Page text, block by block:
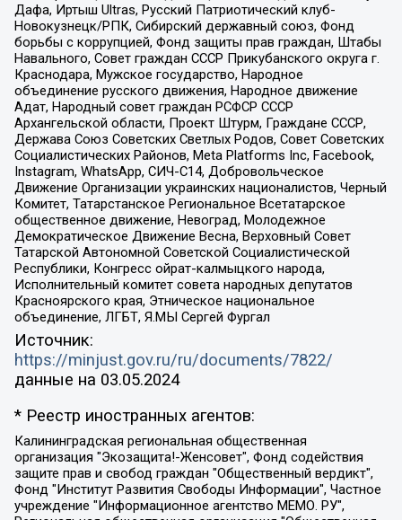
Дафа, Иртыш Ultras, Русский Патриотический клуб-
Новокузнецк/РПК, Сибирский державный союз, Фонд
борьбы с коррупцией, Фонд защиты прав граждан, Штабы
Навального, Совет граждан СССР Прикубанского округа г.
Краснодара, Мужское государство, Народное
объединение русского движения, Народное движение
Адат, Народный совет граждан РСФСР СССР
Архангельской области, Проект Штурм, Граждане СССР,
Держава Союз Советских Светлых Родов, Совет Советских
Социалистических Районов, Meta Platforms Inc, Facebook,
Instagram, WhatsApp, СИЧ-С14, Добровольческое
Движение Организации украинских националистов, Черный
Комитет, Татарстанское Региональное Всетатарское
общественное движение, Невоград, Молодежное
Демократическое Движение Весна, Верховный Совет
Татарской Автономной Советской Социалистической
Республики, Конгресс ойрат-калмыцкого народа,
Исполнительный комитет совета народных депутатов
Красноярского края, Этническое национальное
объединение, ЛГБТ, Я.МЫ Сергей Фургал
Источник:
https://minjust.gov.ru/ru/documents/7822/
данные на 03.05.2024
* Реестр иностранных агентов:
Калининградская региональная общественная организация "Экозащита!-Женсовет", Фонд содействия защите прав и свобод граждан "Общественный вердикт", Фонд "Институт Развития Свободы Информации", Частное учреждение "Информационное агентство МЕМО. РУ", Региональная общественная организация "Общественная комиссия по сохранению наследия академика Сахарова", Фонд поддержки свободы прессы, Санкт-Петербургская общественная правозащитная организация "Гражданский контроль", Межрегиональная общественная организация "Информационно-просветительский центр "Мемориал", Региональный Фонд "Центр Защиты Прав Средств Массовой Информации", с 05.12.2023 Фонд "Центр Защиты Прав Средств массовой информации", Региональная общественная благотворительная организация помощи беженцам и мигрантам "Гражданское содействие", Негосударственное образовательное учреждение дополнительного профессионального образования (повышение квалификации) специалистов "АКАДЕМИЯ ПО ПРАВАМ ЧЕЛОВЕКА", Свердловская региональная общественная организация "Сутяжник", Автономная некоммерческая организация "Центр независимых социологических исследований", Союз общественных объединений "Российский исследовательский центр по правам человека", Региональное общественное учреждение научно-информационный центр "МЕМОРИАЛ", Некоммерческая организация "Фонд защиты гласности", Автономная некоммерческая организация "Институт прав человека", Городская общественная организация "Екатеринбургское общество "МЕМОРИАЛ", Городская общественная организация "Рязанское историко-просветительское и правозащитное общество "Мемориал" (Рязанский Мемориал), Челябинский региональный орган общественной самодеятельности – женское общественное объединение "Женщины Евразии", Челябинский региональный орган общественной самодеятельности "Уральская правозащитная группа", Фонд содействия защите здоровья и социальной справедливости имени Андрея Рылькова, Автономная Некоммерческая Организация "Аналитический Центр Юрия Левады", Автономная некоммерческая организация социальной поддержки населения "Проект Апрель", Региональная общественная организация помощи женщинам и детям, находящимся в кризисной ситуации "Информационно-методический центр "Анна", Фонд содействия развитию массовых коммуникаций и правовому просвещению "Так-так-Так", Фонд содействия устойчивому развитию "Серебряная тайга", Свердловский региональный общественный фонд социальных проектов "Новое время", "Idel.Реалии", Кавказ.Реалии, Крым.Реалии, Телеканал Настоящее Время, Татаро-башкирская служба Радио Свобода (Azatliq Radiosi), Радио Свободная Европа/Радио Свобода (PCE/PC), "Сибирь.Реалии", "Фактограф", Благотворительный фонд помощи осужденным и их семьям, Автономная некоммерческая организация "Институт глобализации и социальных движений", Фонд "В защиту прав заключенных", Частное учреждение "Центр поддержки и содействия развитию средств массовой информации", Пензенский региональный общественный благотворительный фонд "Гражданский союз", "Север.Реалии", Некоммерческая организация Фонд "Правовая инициатива", Общество с ограниченной ответственностью "Радио Свободная Европа/Радио Свобода", Чешское информационное агентство "MEDIUM-ORIENT", Красноярская региональная общественная организация "Мы против СПИДа", Камалягин Денис Николаевич, Маркелов Сергей Евгеньевич, Пономарев Лев Александрович, Савицкая Людмила Алексеевна, Автономная некоммерческая организация "Центр по работе с проблемой насилия "НАСИЛИЮ.НЕТ", Межрегиональный профессиональный союз работников здравоохранения "Альянс врачей", Юридическое лицо, зарегистрированное в Латвийской Республике, SIA "Medusa Project" (регистрационный номер 40103797863, дата регистрации 10.06.2014), Некоммерческая организация "Фонд по борьбе с коррупцией", Автономная некоммерческая организация "Институт права и публичной политики", Баданин Роман Сергеевич, Гликин Максим Александрович, Железнова Мария Михайловна, Лукьянова Юлия Сергеевна, Маетная Елизавета Витальевна, Маняхин Петр Борисович, Чуракова Ольга Владимировна, Ярош Юлия Петровна, Юридическое лицо "The Insider SIA", зарегистрированное в Риге, Латвийская Республика (дата регистрации 26.06.2015), являющееся администратором доменного имени интернет-издания "The Insider SIA", https://theins.ru, Постернак Алексей Евгеньевич, Рубин Михаил Аркадьевич, Анин Роман Александрович, Юридическое лицо Istories fonds, зарегистрированное в Латвийской Республике (регистрационный номер 50008295751, дата регистрации 24.02.2020), Великовский Дмитрий Александрович, Долинина Ирина Николаевна, Мароховская Алеся Алексеевна, Шлейнов Роман Юрьевич, Шмагун Олеся Валентиновна, Общество с ограниченной ответственностью "Альтаир 2021", Общество с ограниченной ответственностью "Вега 2021", Общество с ограниченной ответственностью "Главный редактор 2021", Общество с ограниченной ответственностью "Ромашки монолит", Важенков Артем Валерьевич, Ивановская областная общественная организация "Центр гендерных исследований", Гурман Юрий Альбертович, Медиапроект "ОВД-Инфо", Егоров Владимир Владимирович, Жилинский Владимир Александрович, Общество с ограниченной ответственностью "ЗП", Иванова София Юрьевна, Карезина Инна Павловна, Кильтау Екатерина Викторовна, Петров Алексей Викторович, Пискунов Сергей Евгеньевич, Смирнов Сергей Сергеевич, Тихонов Михаил Сергеевич, Общество с ограниченной ответственностью "ЖУРНАЛИСТ-ИНОСТРАННЫЙ АГЕНТ", Арапова Галина Юрьевна, Вольтская Татьяна Анатольевна, Американская компания "Mason G.E.S. Anonymous Foundation" (США), являющаяся владельцем интернет-издания https://mnews.world/, Компания "Stichting Bellingcat", зарегистрированная в Нидерландах (дата регистрации 11.07.2018), Захаров Андрей Вячеславович, Клепиковская Екатерина Дмитриевна, Общество с ограниченной ответственностью "МЕМО", Перл Роман Александрович, Симонов Евгений Алексеевич, Соловьева Елена Анатольевна, Сотников Даниил Владимирович, Сурначева Елизавета Дмитриевна, Автономная некоммерческая организация по защите прав человека и информированию населения "Якутия – Наше Мнение", Общество с ограниченной ответственностью "Москоу диджитал медиа", с 26.01.2023 Общество с ограниченной ответственностью "Чайка Белые сады", Ветошкина Валерия Валерьевна, Заговора Максим Александрович, Межрегиональное общественное движение "Российская ЛГБТ - сеть", Оленичев Максим Владимирович, Павлов Иван Юрьевич, Скворцова Елена Сергеевна, Общество с ограниченной ответственностью "Как бы инагент", Кочетков Игорь Викторович, Общество с ограниченной ответственностью "Честные выборы", Еланчик Олег Александрович, Общество с ограниченной ответственностью "Нобелевский призыв", Гималова Регина Эмилевна, Григорьев Андрей Валерьевич, Григорьева Алина Александровна, Ассоциация по содействию защите прав призывников, альтернативнослужащих и военнослужащих "Правозащитная группа "Гражданин.Армия.Право", Хисамова Регина Фаритовна, Автономная некоммерческая организация по реализации социально-правовых программ "Лилит", Дальневосточное общественное движение "Маяк", Санкт-Петербургская ЛГБТ-инициативная группа "Выход", Инициативная группа ЛГБТ+ "Реверс", Алексеев Андрей Викторович, Бекбулатова Таисия Львовна, Беляев Иван Михайлович, Владыкина Елена Сергеевна, Гельман Марат Александрович, Никульшина Вероника Юрьевна, Толоконникова Надежда Андреевна, Шендерович Виктор Анатольевич, Общество с ограниченной ответственностью "Данное сообщение", Общество с ограниченной ответственностью Издательский дом "Новая глава", Айнбиндер Александра Александровна, Московский комьюнити-центр для ЛГБТ+инициатив, Благотворительный фонд развития филантропии, Deutsche Welle (Германия, Kurt-Schumacher-Strasse 3, 53113 Bonn), Борзунова Мария Михайловна, Воробьев Виктор Викторович, Голубева Анна Львовна, Константинова Алла Михайловна, Малкова Ирина Владимировна, Мурадов Мурад Абдулгалимович, Осетинская Елизавета Николаевна, Понасенков Евгений Николаевич, Ганапольский Матвей Юрьевич, Киселев Евгений Алексеевич, Борухович Ирина Григорьевна, Дремин Иван Тимофеевич, Дубровский Дмитрий Викторович, Красноярская региональная общественная организация поддержки и развития альтернативных образовательных технологий и межкультурных коммуникаций "ИНТЕРРА", Маяковская Екатерина Алексеевна, Фейгин Марк Захарович, Филимонов Андрей Викторович, Дзугкоева Регина Николаевна, Доброхотов Роман Александрович, Дудь Юрий Александрович, Елкин Сергей Владимирович, Кругликов Кирилл Игоревич, Сабунаева Мария Леонидовна, Семенов Алексей Владимирович, Шаинян Карен Багратович, Шульман Екатерина Михайловна, Асафьев Артур Валерьевич, Вахштайн Виктор Семенович, Венедиктов Алексей Алексеевич, Лушникова Екатерина Евгеньевна, Волков Леонид Михайлович, Невзоров Александр Глебович, Пархоменко Сергей Борисович, Сироткин Ярослав Николаевич, Кара-Мурза Владимир Владимирович, Баранова Наталья Владимировна, Гозман Леонид Яковлевич, Кагарлицкий Борис Юльевич, Климарев Михаил Валерьевич, Милов Владимир Станиславович, Автономная некоммерческая организация Краснодарский центр современного искусства "Типография", Моргенштерн Алишер Тагирович, Соболь Любовь Эдуардовна, Общество с ограниченной ответственностью "ЛИЗА НОРМ", Каспаров Гарри Кимович, Ходорковский Михаил Борисович, Общество с ограниченной ответственностью "Апрельские тезисы", Данилович Ирина Брониславовна, Кашин Олег Владимирович, Петров Николай Владимирович, Пивоваров Алексей Владимирович, Соколов Михаил Владимирович, Цветкова Юлия Владимировна, Чичваркин Евгений Александрович, Комитет против пыток/Команда против пыток, Общество с ограниченной ответственностью "Первый научный", Общество с ограниченной ответственностью "Вертолет и ко", Белоцерковская Вероника Борисовна, Кац Максим Евгеньевич, Лазарева Татьяна Юрьевна, Шаведдинов Руслан Табризович, Яшин Илья Валерьевич, Общество с ограниченной ответственностью "Иноагент ААВ", Алешковский Дмитрий Петрович, Альбац Евгения Марковна, Быков Дмитрий Львович, Галямина Юлия Евгеньевна, Лойко Сергей Леонидович, Мартынов Кирилл Константинович, Медведев Сергей Александрович, Крашенинников Федор Геннадиевич, Гордеева Катерина Вл